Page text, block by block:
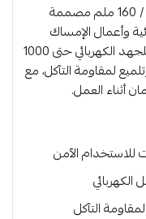
كماشة أنف طويل معزولة بحجم 6 بوصة / 160 ملم مصممة
وأعمال الإمساك
والمعالجة. تتميز بمقبض معزول مقاوم للجهد الكهربائي حتى 1000
لمقاومة التآكل، مع
أثناء العمل.
التآكل